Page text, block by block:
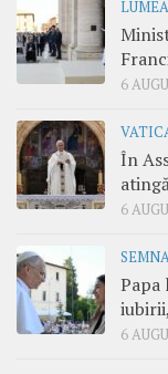
6
În
6
Papa
6